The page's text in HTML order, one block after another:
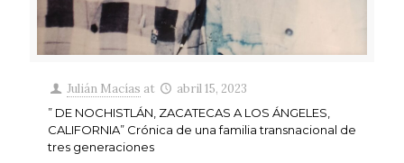
Julián Macías at abril 15, 2023
” DE NOCHISTLÁN, ZACATECAS A LOS ÁNGELES,
CALIFORNIA” Crónica de una familia transnacional de
tres generaciones